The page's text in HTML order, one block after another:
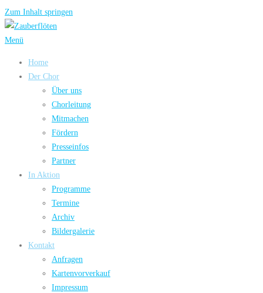
Zum Inhalt springen
Menü
Home
Der Chor
Über uns
Chorleitung
Mitmachen
Fördern
Presseinfos
Partner
In Aktion
Programme
Termine
Archiv
Bildergalerie
Kontakt
Anfragen
Kartenvorverkauf
Impressum